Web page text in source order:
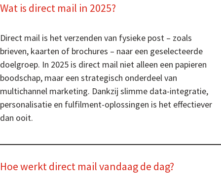
Wat is direct mail in 2025?
Direct mail is het verzenden van fysieke post – zoals
brieven, kaarten of brochures – naar een geselecteerde
doelgroep. In 2025 is direct mail niet alleen een papieren
boodschap, maar een strategisch onderdeel van
multichannel marketing. Dankzij slimme data-integratie,
personalisatie en fulfilment-oplossingen is het effectiever
dan ooit.
Hoe werkt direct mail vandaag de dag?